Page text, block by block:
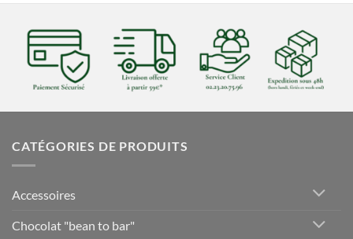
CATÉGORIES DE PRODUITS
Accessoires
Chocolat "bean to bar"